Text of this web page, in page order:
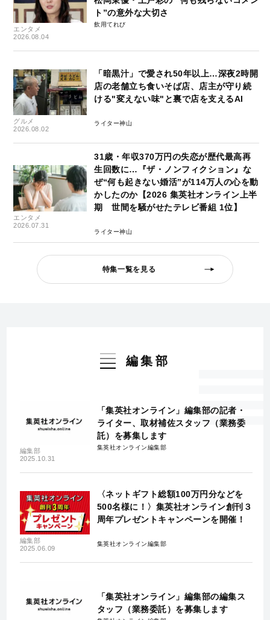
エンタメ
2026.08.04
ト”の意外な大切さ
飲用てれび
グルメ
2026.08.02
「暗黒汁」で愛され50年以上…深夜2時開
店の老舗立ち食いそば店、店主が守り続
ける"変えない味"と裏で店を支えるAI
ライター神山
エンタメ
2026.07.31
31歳・年収370万円の失恋が歴代最高再
生回数に…『ザ・ノンフィクション』な
ぜ“何も起きない婚活”が114万人の心を動
かしたのか【2026 集英社オンライン上半
期 世間を騒がせたテレビ番組 1位】
ライター神山
特集一覧を見る
編集部
編集部
2025.10.31
「集英社オンライン」編集部の記者・
ライター、取材補佐スタッフ（業務委
託）を募集します
集英社オンライン編集部
編集部
2025.06.09
〈ネットギフト総額100万円分などを
500名様に！〉集英社オンライン創刊３
周年プレゼントキャンペーンを開催！
集英社オンライン編集部
「集英社オンライン」編集部の編集ス
タッフ（業務委託）を募集します